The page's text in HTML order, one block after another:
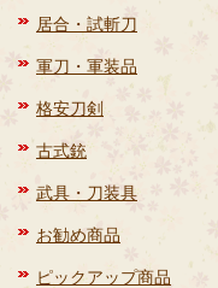
居合・試斬刀
軍刀・軍装品
格安刀剣
古式銃
武具・刀装具
お勧め商品
ピックアップ商品